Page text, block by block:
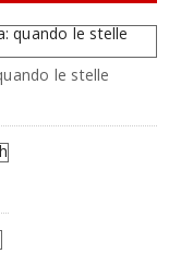
le stelle